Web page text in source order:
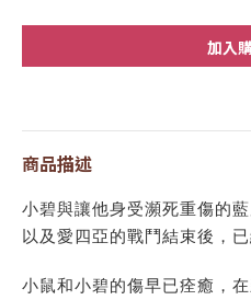
加入
商品描述
小碧與讓他身受瀕死重傷的藍
以及愛四亞的戰鬥結束後，已
小鼠和小碧的傷早已痊癒，